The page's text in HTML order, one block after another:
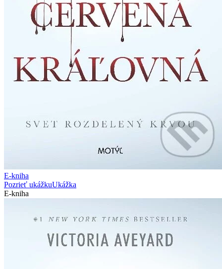
E-kniha
Pozrieť ukážkuUkážka
E-kniha